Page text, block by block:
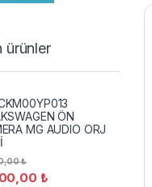
ürünler
ÖN
MG AUDIO ORJ
₺
₺